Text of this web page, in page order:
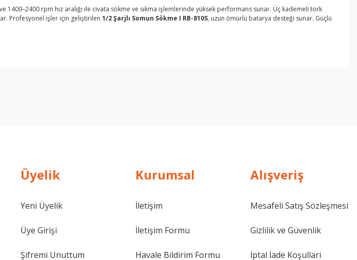
1400–2400 rpm hız aralığı ile civata sökme ve sıkma işlemlerinde yüksek performans sunar. Üç kademeli tork
Profesyonel işler için geliştirilen 1/2 Şarjlı Somun Sökme I RB-810S, uzun ömürlü batarya desteği sunar. Güçlü
Üyelik
Yeni Üyelik
Üye Girişi
Şifremi Unuttum
Kurumsal
İletişim
İletişim Formu
Havale Bildirim Formu
Alışveriş
Mesafeli Satış Sözleşmesi
Gizlilik ve Güvenlik
İptal İade Koşullari